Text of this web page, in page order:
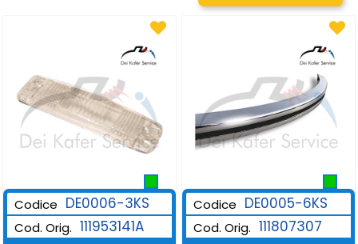
Codice DE0006-3KS
Cod. Orig. 111953141A
Codice DE0005-6KS
Cod. Orig. 111807307